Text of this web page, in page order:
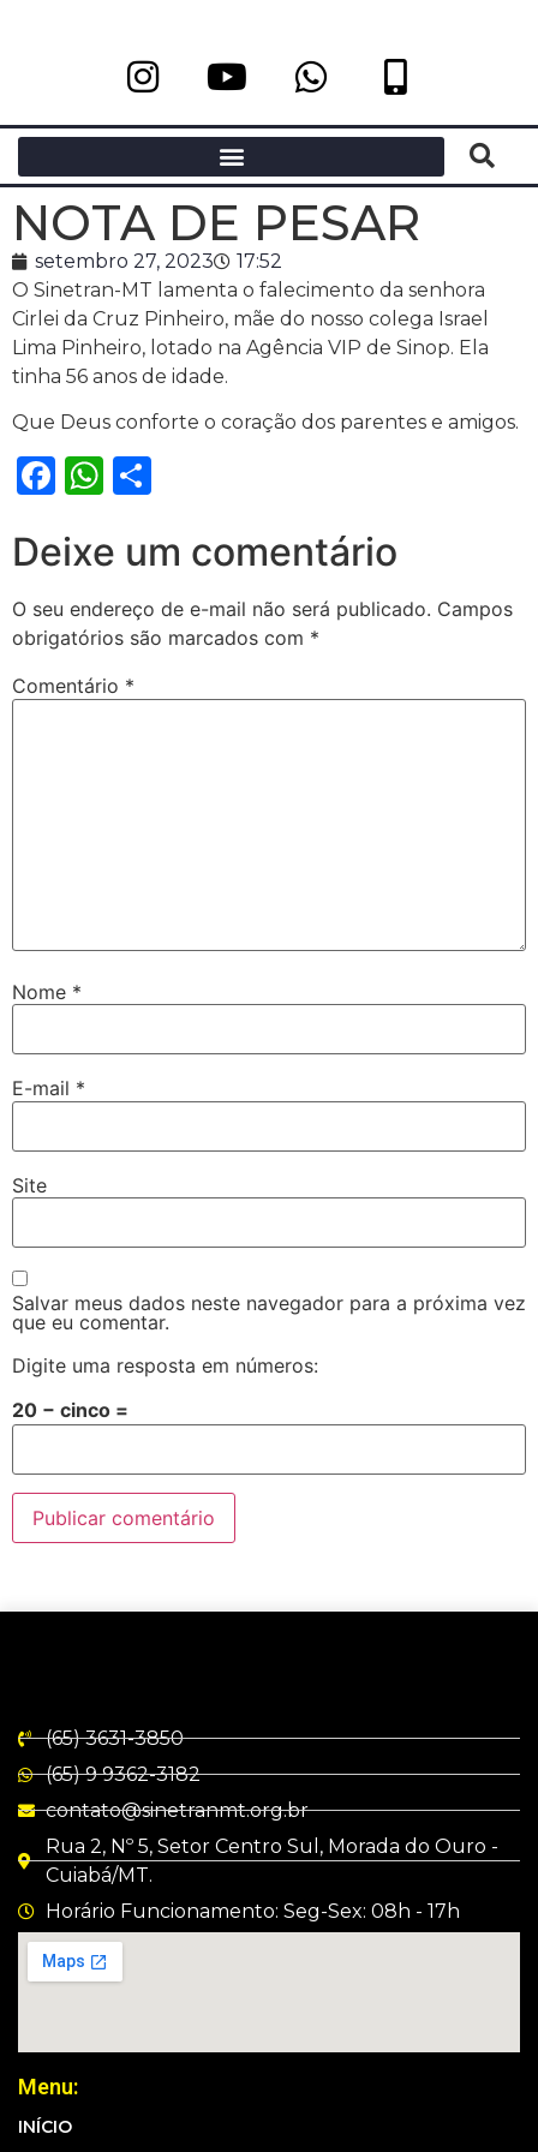
NOTA DE PESAR
setembro 27, 2023
17:52
O Sinetran-MT lamenta o falecimento da senhora
Cirlei da Cruz Pinheiro, mãe do nosso colega Israel
Lima Pinheiro, lotado na Agência VIP de Sinop. Ela
tinha 56 anos de idade.
Que Deus conforte o coração dos parentes e amigos.
Facebook
WhatsApp
Deixe um comentário
O seu endereço de e-mail não será publicado. Campos
obrigatórios são marcados com *
Comentário *
Nome *
E-mail *
Site
Salvar meus dados neste navegador para a próxima vez
que eu comentar.
Digite uma resposta em números:
20 − cinco =
(65) 3631-3850
(65) 9 9362-3182
contato@sinetranmt.org.br
Rua 2, Nº 5, Setor Centro Sul, Morada do Ouro -
Cuiabá/MT.
Horário Funcionamento: Seg-Sex: 08h - 17h
Menu:
INÍCIO